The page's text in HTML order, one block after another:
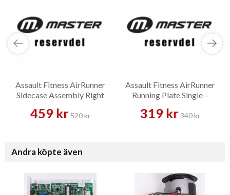
Assault Fitness AirRunner
Sidecase Assembly Right
459 kr520 kr
Assault Fitness AirRunner
Running Plate Single –
319 kr340 kr
Andra köpte även